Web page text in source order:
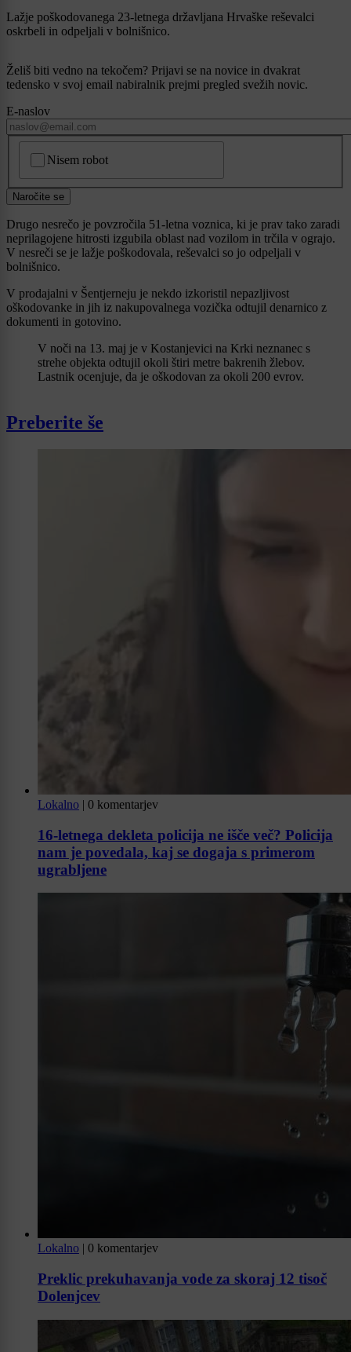
Lažje poškodovanega 23-letnega državljana Hrvaške reševalci
oskrbeli in odpeljali v bolnišnico.
Želiš biti vedno na tekočem? Prijavi se na novice in dvakrat
tedensko v svoj email nabiralnik prejmi pregled svežih novic.
E-naslov
Nisem robot
Naročite se
Drugo nesrečo je povzročila 51-letna voznica, ki je prav tako zaradi
neprilagojene hitrosti izgubila oblast nad vozilom in trčila v ograjo.
V nesreči se je lažje poškodovala, reševalci so jo odpeljali v
bolnišnico.
V prodajalni v Šentjerneju je nekdo izkoristil nepazljivost
oškodovanke in jih iz nakupovalnega vozička odtujil denarnico z
dokumenti in gotovino.
V noči na 13. maj je v Kostanjevici na Krki neznanec s
strehe objekta odtujil okoli štiri metre bakrenih žlebov.
Lastnik ocenjuje, da je oškodovan za okoli 200 evrov.
Preberite še
Lokalno | 0 komentarjev
16-letnega dekleta policija ne išče več? Policija
nam je povedala, kaj se dogaja s primerom
ugrabljene
Lokalno | 0 komentarjev
Preklic prekuhavanja vode za skoraj 12 tisoč
Dolenjcev